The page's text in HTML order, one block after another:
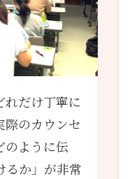
だけ丁寧に
際のカウンセ
のように伝
るか」が非常